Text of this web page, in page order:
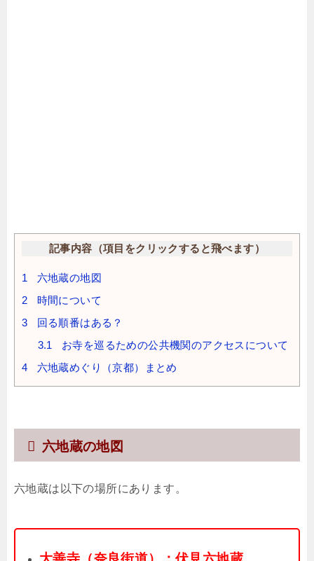
記事内容（項目をクリックすると飛べます）
1 六地蔵の地図
2 時間について
3 回る順番はある？
3.1
お寺を巡るための公共機関のアクセスについて
4 六地蔵めぐり（京都）まとめ
六地蔵の地図
六地蔵は以下の場所にあります。